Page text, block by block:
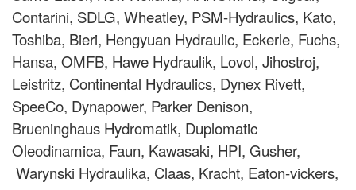
Contarini, SDLG, Wheatley, PSM-Hydraulics, Kato,
Toshiba, Bieri, Hengyuan Hydraulic, Eckerle, Fuchs,
Hansa, OMFB, Hawe Hydraulik, Lovol, Jihostroj,
Leistritz, Continental Hydraulics, Dynex Rivett,
SpeeCo, Dynapower, Parker Denison,
Brueninghaus Hydromatik, Duplomatic
Oleodinamica, Faun, Kawasaki, HPI, Gusher,
Warynski Hydraulika, Claas, Kracht, Eaton-vickers,